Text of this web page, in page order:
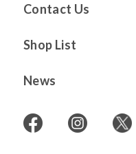
Contact Us
Shop List
News